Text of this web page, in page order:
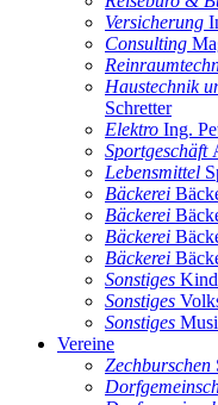
Versicherung
Consulting
Haustechnik
Schretter
Elektro Ing.
Sportgeschäft
Lebensmittel
Bäckerei
Bäckerei
Bäckerei
Bäckerei
Sonstiges
Sonstiges
Sonstiges
Vereine
Zechburschen